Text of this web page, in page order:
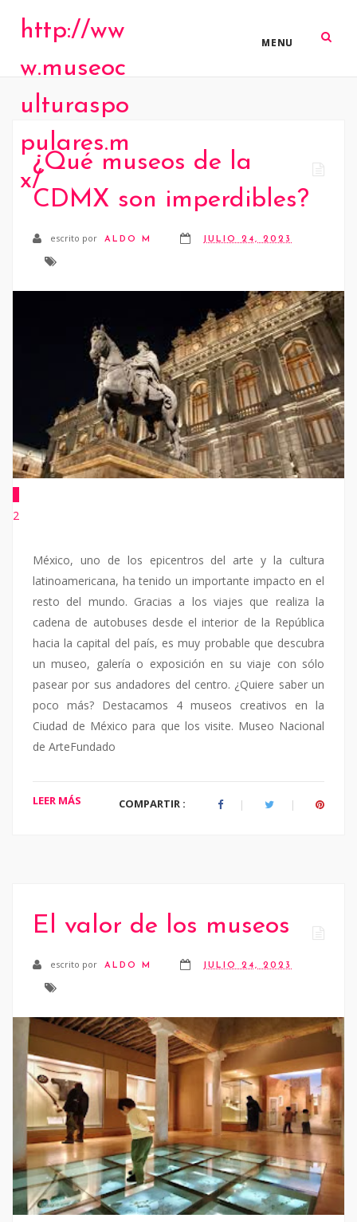
MENU
http://ww
w.museoc
ulturaspo
pulares.m
x/
¿Qué museos de la
CDMX son imperdibles?
escrito por ALDO M JULIO 24, 2023
2
México, uno de los epicentros del arte y la cultura
latinoamericana, ha tenido un importante impacto en el
resto del mundo. Gracias a los viajes que realiza la
cadena de autobuses desde el interior de la República
hacia la capital del país, es muy probable que descubra
un museo, galería o exposición en su viaje con sólo
pasear por sus andadores del centro. ¿Quiere saber un
poco más? Destacamos 4 museos creativos en la
Ciudad de México para que los visite. Museo Nacional
de ArteFundado
LEER MÁS COMPARTIR :
El valor de los museos
escrito por ALDO M JULIO 24, 2023